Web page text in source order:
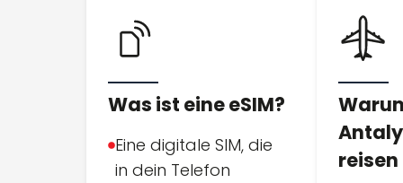
Was ist eine eSIM?
Eine digitale SIM, die
in dein Telefon
reisen